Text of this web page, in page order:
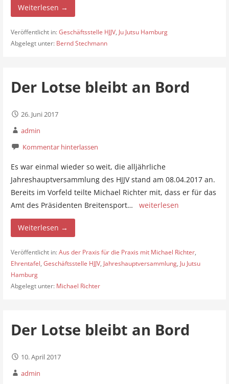
Weiterlesen →
Veröffentlicht in:Geschäftsstelle HJJV, Ju Jutsu Hamburg
Abgelegt unter: Bernd Stechmann
Der Lotse bleibt an Bord
26. Juni 2017
admin
Kommentar hinterlassen
Es war einmal wieder so weit, die alljährliche
Jahreshauptversammlung des HJJV stand am 08.04.2017 an.
Bereits im Vorfeld teilte Michael Richter mit, dass er für das
Amt des Präsidenten Breitensport… weiterlesen
Weiterlesen →
Veröffentlicht in:Aus der Praxis für die Praxis mit Michael Richter,
Ehrentafel, Geschäftsstelle HJJV, Jahreshauptversammlung, Ju Jutsu
Hamburg
Abgelegt unter: Michael Richter
Der Lotse bleibt an Bord
10. April 2017
admin